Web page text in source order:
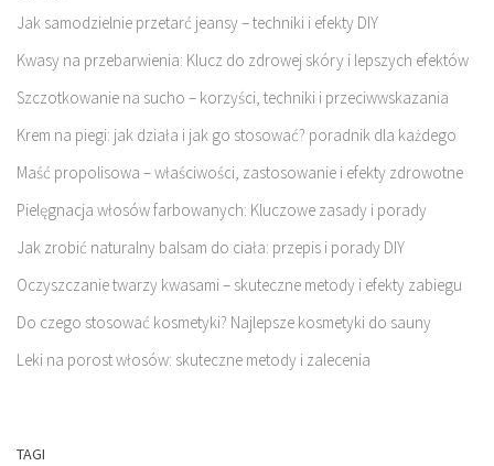
Jak samodzielnie przetarć jeansy – techniki i efekty DIY
Kwasy na przebarwienia: Klucz do zdrowej skóry i lepszych efektów
Szczotkowanie na sucho – korzyści, techniki i przeciwwskazania
Krem na piegi: jak działa i jak go stosować? poradnik dla każdego
Maść propolisowa – właściwości, zastosowanie i efekty zdrowotne
Pielęgnacja włosów farbowanych: Kluczowe zasady i porady
Jak zrobić naturalny balsam do ciała: przepis i porady DIY
Oczyszczanie twarzy kwasami – skuteczne metody i efekty zabiegu
Do czego stosować kosmetyki? Najlepsze kosmetyki do sauny
Leki na porost włosów: skuteczne metody i zalecenia
TAGI